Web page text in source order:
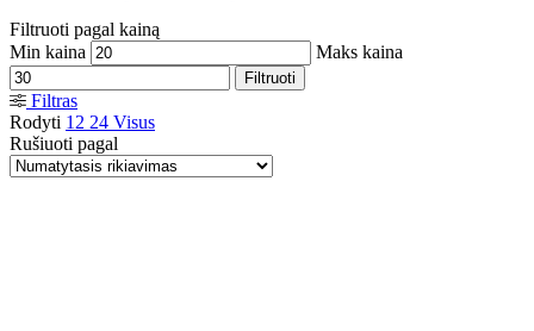
Filtruoti pagal kainą
Min kaina
Maks kaina
Filtruoti
Filtras
Rodyti 12 24 Visus
Rušiuoti pagal